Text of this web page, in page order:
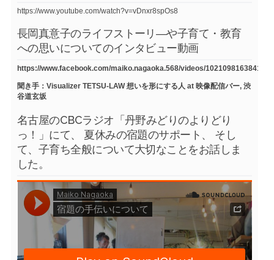
https://www.youtube.com/watch?v=vDnxr8spOs8
長岡真意子のライフストーリ―や子育て・教育
への思いについてのインタビュー動画
https://www.facebook.com/maiko.nagaoka.568/videos/
聞き手：Visualizer TETSU-LAW 想いを形にする人 at 映像配信バー, 渋
谷道玄坂
名古屋のCBCラジオ「丹野みどりのよりどり
っ！」にて、 夏休みの宿題のサポート、 そし
て、子育ち全般について大切なことをお話しま
した。